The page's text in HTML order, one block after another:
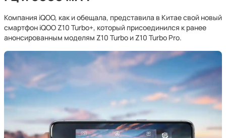
Компания iQOO, как и обещала, представила в Китае свой новый
смартфон iQOO Z10 Turbo+, который присоединился к ранее
анонсированным моделям Z10 Turbo и Z10 Turbo Pro.